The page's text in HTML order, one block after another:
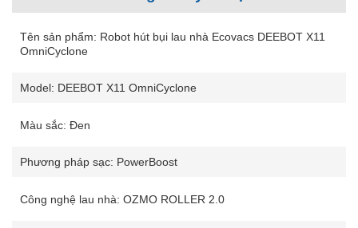
Tên sản phẩm: Robot hút bụi lau nhà Ecovacs DEEBOT X11
OmniCyclone
Model: DEEBOT X11 OmniCyclone
Màu sắc: Đen
Phương pháp sạc: PowerBoost
Công nghệ lau nhà: OZMO ROLLER 2.0